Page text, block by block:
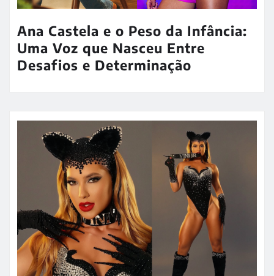
Ana Castela e o Peso da Infância:
Uma Voz que Nasceu Entre
Desafios e Determinação